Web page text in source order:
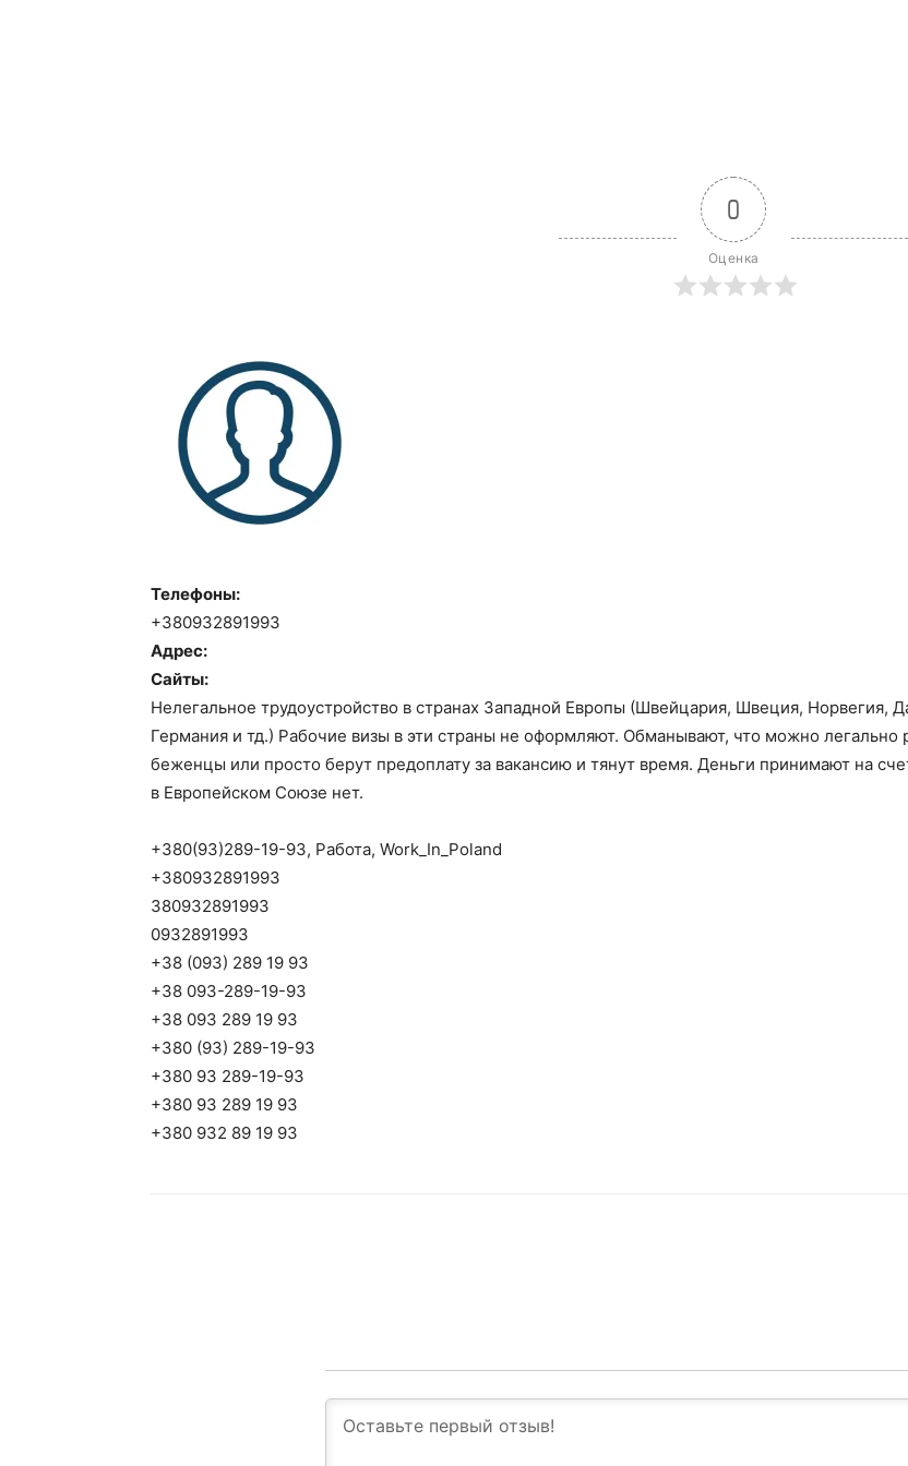
0
Оценка
Телефоны:
+380932891993
Адрес:
Сайты:
Нелегальное трудоустройство в странах Западной Европы (Швейцария, Швеция, Норвегия,
Германия и тд.) Рабочие визы в эти страны не оформляют. Обманывают, что можно легально
беженцы или просто берут предоплату за вакансию и тянут время. Деньги принимают на
в Европейском Союзе нет.
+380(93)289-19-93, Работа, Work_In_Poland
+380932891993
380932891993
0932891993
+38 (093) 289 19 93
+38 093-289-19-93
+38 093 289 19 93
+380 (93) 289-19-93
+380 93 289-19-93
+380 93 289 19 93
+380 932 89 19 93